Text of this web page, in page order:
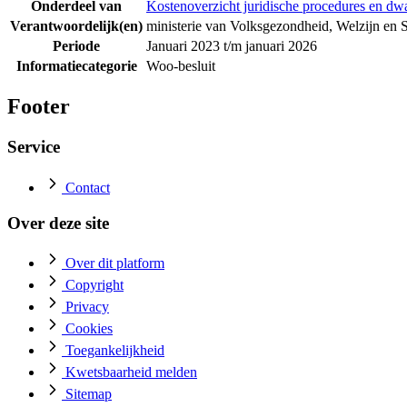
Onderdeel van
Kostenoverzicht juridische procedures en
Verantwoordelijk(en) ministerie van Volksgezondheid, Welzijn en
Periode
Januari 2023 t/m januari 2026
Informatiecategorie
Woo-besluit
Footer
Service
Contact
Over deze site
Over dit platform
Copyright
Privacy
Cookies
Toegankelijkheid
Kwetsbaarheid melden
Sitemap